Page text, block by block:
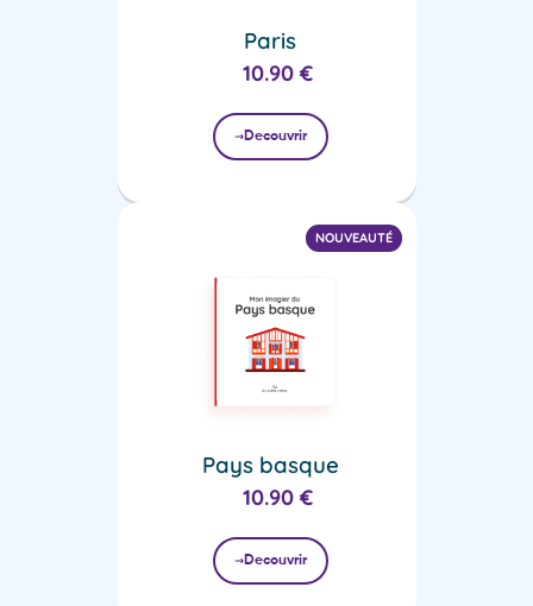
Paris
10.90 €
Decouvrir
NOUVEAUTÉ
Pays basque
10.90 €
Decouvrir